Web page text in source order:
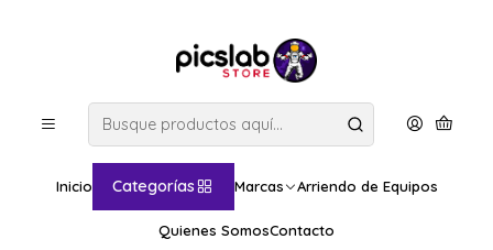
Inicio Categorías Marcas Arriendo de Equipos
Quienes SomosContacto